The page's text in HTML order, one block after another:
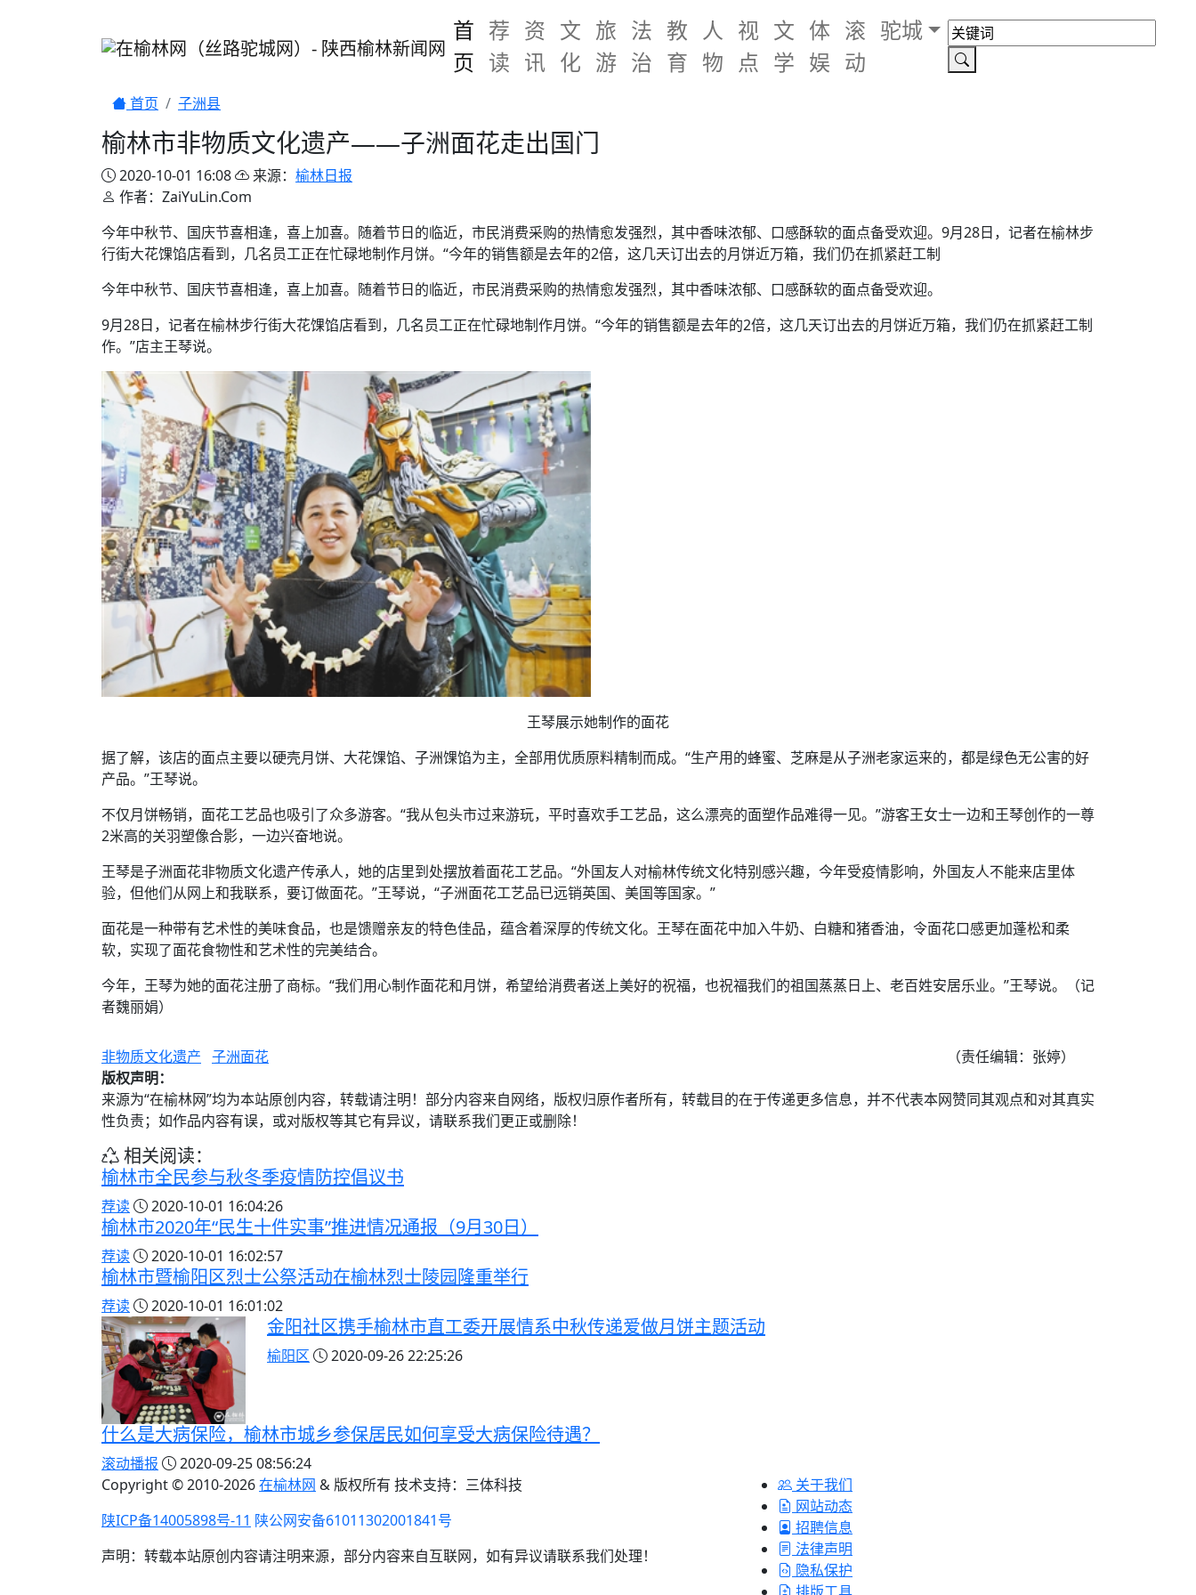
首
页
荐
读
资
讯
文
化
旅
游
法
治
教
育
人
物
视
点
文
学
体
娱
滚
动
驼城
首页 子洲县
榆林市非物质文化遗产——子洲面花走出国门
2020-10-01 16:08 来源： 榆林日报
作者：ZaiYuLin.Com
今年中秋节、国庆节喜相逢，喜上加喜。随着节日的临近，市民消费采购的热情愈发强烈，其中香味浓郁、口感酥软的面点备受欢迎。9月28日，记者在榆林步
行街大花馃馅店看到，几名员工正在忙碌地制作月饼。“今年的销售额是去年的2倍，这几天订出去的月饼近万箱，我们仍在抓紧赶工制
今年中秋节、国庆节喜相逢，喜上加喜。随着节日的临近，市民消费采购的热情愈发强烈，其中香味浓郁、口感酥软的面点备受欢迎。
9月28日，记者在榆林步行街大花馃馅店看到，几名员工正在忙碌地制作月饼。“今年的销售额是去年的2倍，这几天订出去的月饼近万箱，我们仍在抓紧赶工制
作。”店主王琴说。
王琴展示她制作的面花
据了解，该店的面点主要以硬壳月饼、大花馃馅、子洲馃馅为主，全部用优质原料精制而成。“生产用的蜂蜜、芝麻是从子洲老家运来的，都是绿色无公害的好
产品。”王琴说。
不仅月饼畅销，面花工艺品也吸引了众多游客。“我从包头市过来游玩，平时喜欢手工艺品，这么漂亮的面塑作品难得一见。”游客王女士一边和王琴创作的一尊
2米高的关羽塑像合影，一边兴奋地说。
王琴是子洲面花非物质文化遗产传承人，她的店里到处摆放着面花工艺品。“外国友人对榆林传统文化特别感兴趣，今年受疫情影响，外国友人不能来店里体
验，但他们从网上和我联系，要订做面花。”王琴说，“子洲面花工艺品已远销英国、美国等国家。”
面花是一种带有艺术性的美味食品，也是馈赠亲友的特色佳品，蕴含着深厚的传统文化。王琴在面花中加入牛奶、白糖和猪香油，令面花口感更加蓬松和柔
软，实现了面花食物性和艺术性的完美结合。
今年，王琴为她的面花注册了商标。“我们用心制作面花和月饼，希望给消费者送上美好的祝福，也祝福我们的祖国蒸蒸日上、老百姓安居乐业。”王琴说。（记
者魏丽娟）
非物质文化遗产 子洲面花
（责任编辑：张婷）
版权声明：
来源为“在榆林网”均为本站原创内容，转载请注明！部分内容来自网络，版权归原作者所有，转载目的在于传递更多信息，并不代表本网赞同其观点和对其真实
性负责；如作品内容有误，或对版权等其它有异议，请联系我们更正或删除！
相关阅读：
榆林市全民参与秋冬季疫情防控倡议书
荐读 2020-10-01 16:04:26
榆林市2020年“民生十件实事”推进情况通报（9月30日）
荐读 2020-10-01 16:02:57
榆林市暨榆阳区烈士公祭活动在榆林烈士陵园隆重举行
荐读 2020-10-01 16:01:02
金阳社区携手榆林市直工委开展情系中秋传递爱做月饼主题活动
榆阳区 2020-09-26 22:25:26
什么是大病保险，榆林市城乡参保居民如何享受大病保险待遇？
滚动播报
2020-09-25 08:56:24
Copyright © 2010-2026在榆林网 & 版权所有 技术支持：三体科技
陕ICP备14005898号-11 陕公网安备61011302001841号
声明：转载本站原创内容请注明来源，部分内容来自互联网，如有异议请联系我们处理！
关于我们
网站动态
招聘信息
法律声明
隐私保护